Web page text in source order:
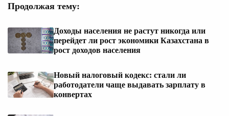
Продолжая тему:
Доходы населения не растут никогда или
перейдет ли рост экономики Казахстана в
рост доходов населения
Новый налоговый кодекс: стали ли
работодатели чаще выдавать зарплату в
конвертах